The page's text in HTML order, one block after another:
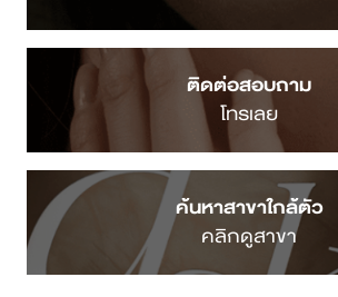
ติดต่อสอบถาม
โทรเลย
ค้นหาสาขาใกล้ตัว
คลิกดูสาขา